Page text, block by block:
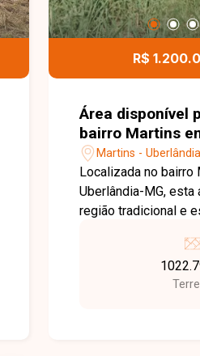
R$
Área disponível
bairro Martins
MGMartins -
Localizada no bairro
Uberlândia-MG, esta
região tradicional e
fácil acesso às
proximidade com
supermercados,